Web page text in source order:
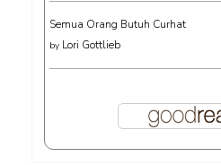
Semua Orang Butuh Curhat
by Lori Gottlieb